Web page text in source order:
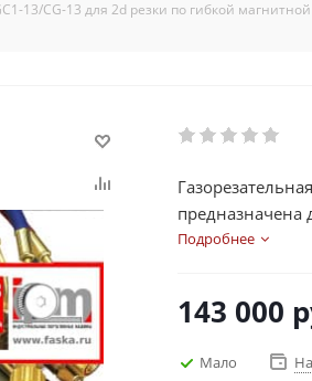
13/CG-13 для 2d резки по гибкой
предназначена
Подробнее
143 000
Мало